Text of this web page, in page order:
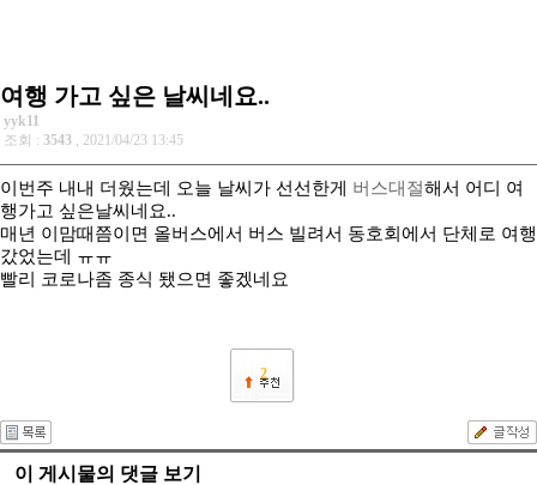
여행 가고 싶은 날씨네요..
yyk11
조회 : 3543 , 2021/04/23 13:45
이번주 내내 더웠는데 오늘 날씨가 선선한게 버스대절해서 어디 여
행가고 싶은날씨네요..
매년 이맘때쯤이면 올버스에서 버스 빌려서 동호회에서 단체로 여행
갔었는데 ㅠㅠ
빨리 코로나좀 종식 됐으면 좋겠네요
2
이 게시물의 댓글 보기